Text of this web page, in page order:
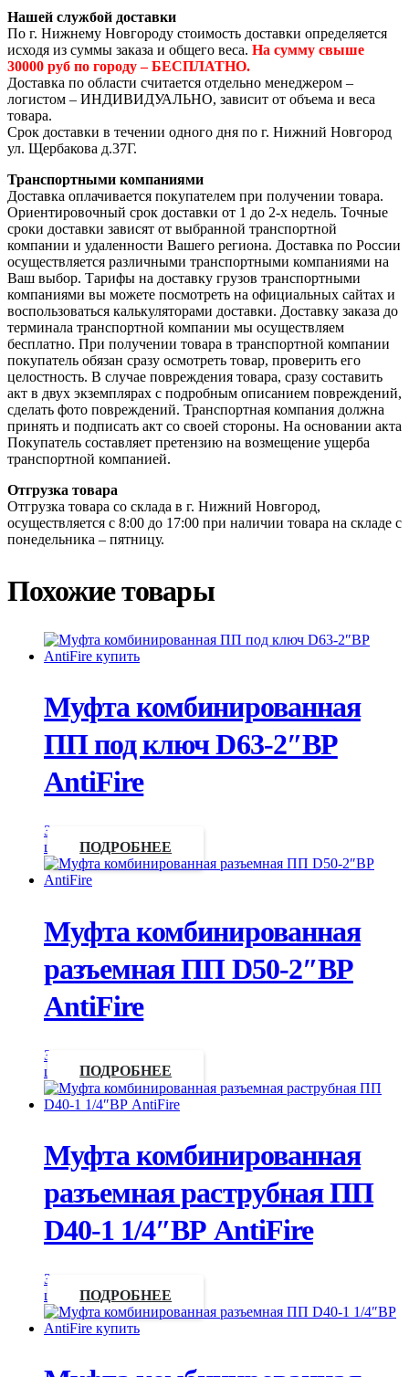
Нашей службой доставки
По г. Нижнему Новгороду стоимость доставки определяется
исходя из суммы заказа и общего веса. На сумму свыше
30000 руб по городу – БЕСПЛАТНО.
Доставка по области считается отдельно менеджером –
логистом – ИНДИВИДУАЛЬНО, зависит от объема и веса
товара.
Срок доставки в течении одного дня по г. Нижний Новгород
ул. Щербакова д.37Г.
Транспортными компаниями
Доставка оплачивается покупателем при получении товара.
Ориентировочный срок доставки от 1 до 2-х недель. Точные
сроки доставки зависят от выбранной транспортной
компании и удаленности Вашего региона. Доставка по России
осуществляется различными транспортными компаниями на
Ваш выбор. Тарифы на доставку грузов транспортными
компаниями вы можете посмотреть на официальных сайтах и
воспользоваться калькуляторами доставки. Доставку заказа до
терминала транспортной компании мы осуществляем
бесплатно. При получении товара в транспортной компании
покупатель обязан сразу осмотреть товар, проверить его
целостность. В случае повреждения товара, сразу составить
акт в двух экземплярах с подробным описанием повреждений,
сделать фото повреждений. Транспортная компания должна
принять и подписать акт со своей стороны. На основании акта
Покупатель составляет претензию на возмещение ущерба
транспортной компанией.
Отгрузка товара
Отгрузка товара со склада в г. Нижний Новгород,
осуществляется с 8:00 до 17:00 при наличии товара на складе с
понедельника – пятницу.
Похожие товары
Муфта комбинированная
ПП под ключ D63-2″ВР
AntiFire
Запросить
цену
ПОДРОБНЕЕ
Муфта комбинированная
разъемная ПП D50-2″ВР
AntiFire
Запросить
цену
ПОДРОБНЕЕ
Муфта комбинированная
разъемная раструбная ПП
D40-1 1/4″ВР AntiFire
Запросить
цену
ПОДРОБНЕЕ